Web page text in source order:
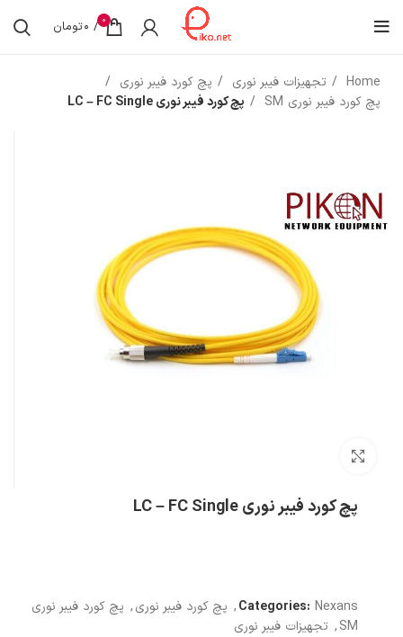
0
/
0تومان
Home تجهیزات فیبر نوری
پچ کورد فیبر نوری
پچ کورد فیبر نوری SM
پچ کورد فیبر نوری LC – FC Single
پچ کورد فیبر نوری LC – FC Single
Categories: Nexans
, پچ کورد فیبر نوری, پچ کورد فیبر نوری
SM
, تجهیزات فیبر نوری